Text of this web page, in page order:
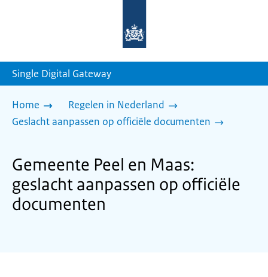
homepage
Single Digital Gateway
Home
Regelen in Nederland
Geslacht aanpassen op officiële documenten
Gemeente Peel en Maas:
geslacht aanpassen op officiële
documenten